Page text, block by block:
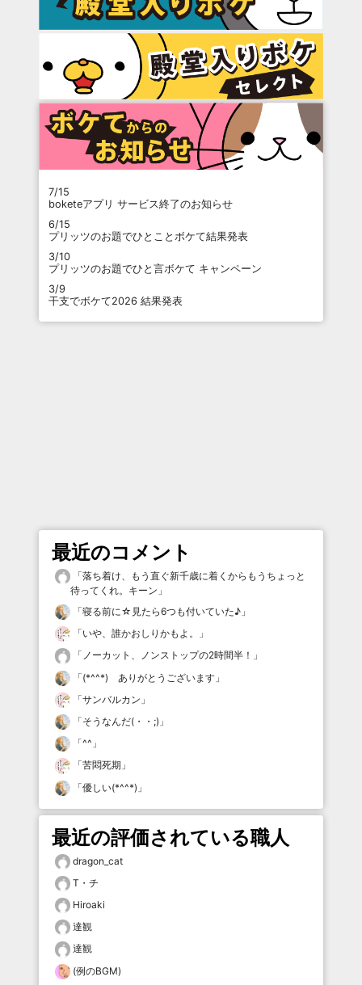
7/15
boketeアプリ サービス終了のお知らせ
6/15
プリッツのお題でひとことボケて結果発表
3/10
プリッツのお題でひと言ボケて キャンペーン
3/9
干支でボケて2026 結果発表
最近のコメント
「落ち着け、もう直ぐ新千歳に着くからもうちょっと
待ってくれ。キーン 」
「寝る前に☆見たら6つも付いていた♪ 」
「いや、誰かおしりかもよ。
」
「 ノーカット、ノンストップの2時間半！ 」
「(*^^*) ありがとうございます 」
「サンバルカン 」
「そうなんだ(・・;) 」
「^^ 」
「苦悶死期 」
「優しい(*^^*) 」
最近の評価されている職人
dragon_cat
T・チ
Hiroaki
達観
達観
(例のBGM)